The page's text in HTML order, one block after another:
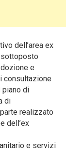
dell’area ex
sottoposto
e
consultazione
piano di
di
realizzato
dell’ex
e servizi